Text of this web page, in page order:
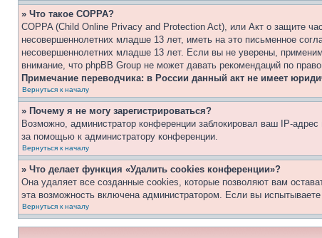
» Что такое COPPA?
COPPA (Child Online Privacy and Protection Act), или Акт о защите
несовершеннолетних младше 13 лет, иметь на это письменное
несовершеннолетних младше 13 лет. Если вы не уверены,
внимание, что phpBB Group не может давать рекомендаций по
Примечание переводчика: в России данный акт не имеет
Вернуться к началу
» Почему я не могу зарегистрироваться?
Возможно, администратор конференции заблокировал ваш IP-
за помощью к администратору конференции.
Вернуться к началу
» Что делает функция «Удалить cookies конференции»?
Она удаляет все созданные cookies, которые позволяют вам
эта возможность включена администратором. Если вы
Вернуться к началу